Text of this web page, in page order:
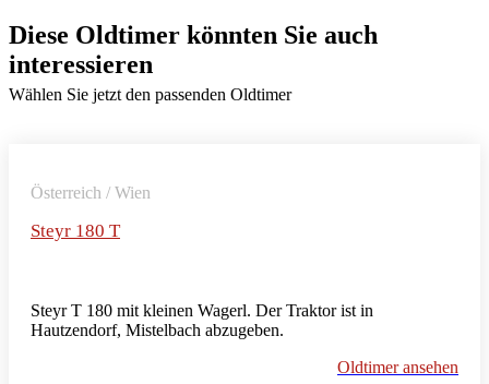
Diese Oldtimer könnten Sie auch
interessieren
Wählen Sie jetzt den passenden Oldtimer
Österreich / Wien
Steyr 180 T
Steyr T 180 mit kleinen Wagerl. Der Traktor ist in
Hautzendorf, Mistelbach abzugeben.
Oldtimer ansehen